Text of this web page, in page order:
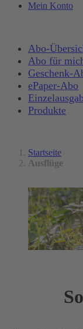
Mein Konto
Abo-
Abo für
Geschenk-
ePaper-Abo
Produkte
Startseite
Ausflüge